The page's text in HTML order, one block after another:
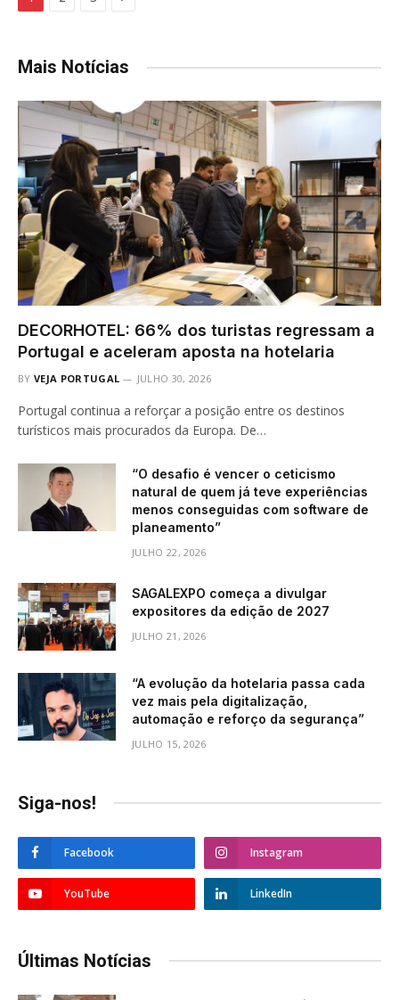
Mais Notícias
DECORHOTEL: 66% dos turistas regressam a
Portugal e aceleram aposta na hotelaria
BY VEJA PORTUGAL JULHO 30, 2026
Portugal continua a reforçar a posição entre os destinos
turísticos mais procurados da Europa. De…
“O desafio é vencer o ceticismo
natural de quem já teve experiências
menos conseguidas com software de
planeamento”
JULHO 22, 2026
SAGALEXPO começa a divulgar
expositores da edição de 2027
JULHO 21, 2026
“A evolução da hotelaria passa cada
vez mais pela digitalização,
automação e reforço da segurança”
JULHO 15, 2026
Siga-nos!
Facebook Instagram
YouTube LinkedIn
Últimas Notícias